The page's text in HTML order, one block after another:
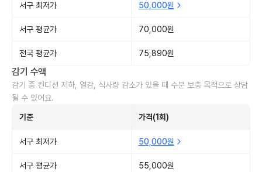
서구 최저가 50,000원
서구 평균가 70,000원
전국 평균가 75,890원
감기 수액
감기 중 컨디션 저하, 열감, 식사량 감소가 있을 때 수분 보충 목적으로 상담
될 수 있어요.
기준 가격(1회)
서구 최저가 50,000원
서구 평균가 55,000원